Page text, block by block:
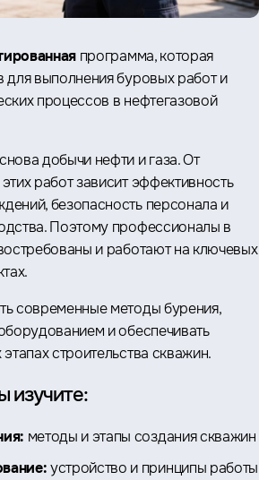
программа, которая
для выполнения буровых работ и
процессов в нефтегазовой
добычи нефти и газа. От
работ зависит эффективность
безопасность персонала и
Поэтому профессионалы в
и работают на ключевых
современные методы бурения,
и обеспечивать
строительства скважин.
изучите:
методы и этапы создания скважин
устройство и принципы работы